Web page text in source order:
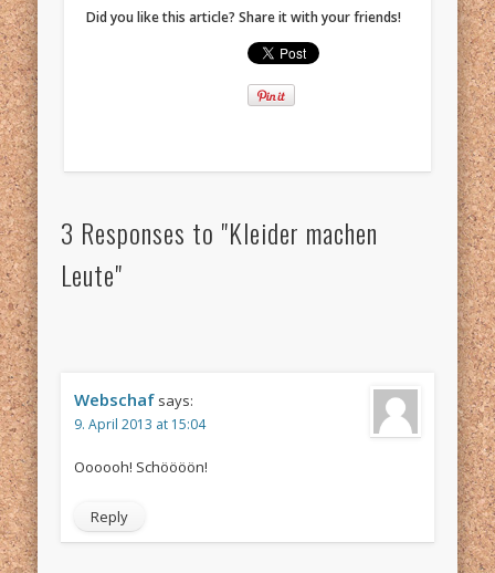
Did you like this article? Share it with your friends!
3 Responses to "Kleider machen
Leute"
Webschaf says:
9. April 2013 at 15:04
Oooooh! Schöööön!
Reply